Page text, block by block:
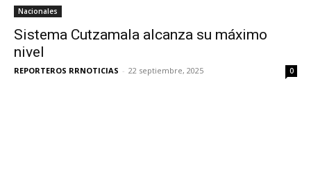
Nacionales
Sistema Cutzamala alcanza su máximo
nivel
REPORTEROS RRNOTICIAS - 22 septiembre, 2025 0